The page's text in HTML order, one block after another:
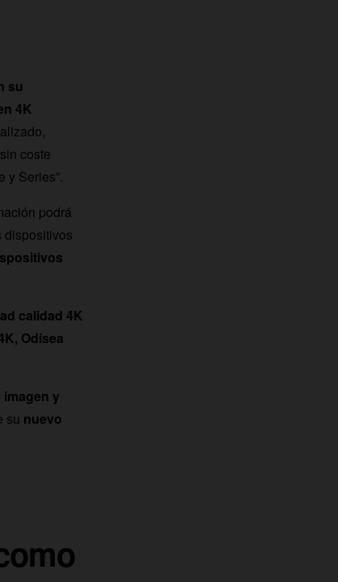
su
4K
coste
y Series”.
podrá
dispositivos
calidad 4K
Odisea
y
su nuevo